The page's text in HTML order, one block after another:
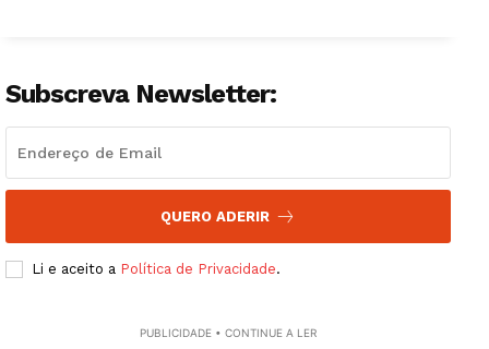
Subscreva Newsletter:
QUERO ADERIR
Li e aceito a Política de Privacidade.
PUBLICIDADE • CONTINUE A LER